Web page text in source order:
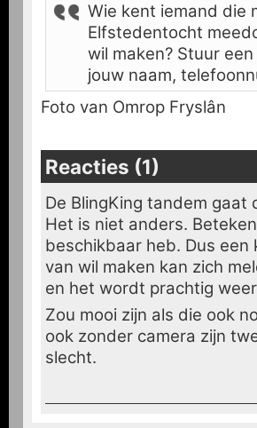
Wie kent iemand die
Elfstedentocht
wil maken? Stuur
jouw naam,
Foto van Omrop Fryslân
Reacties (1)
De BlingKing tandem gaat
Het is niet anders.
beschikbaar heb. Dus
van wil maken kan zich
en het wordt prachtig
Zou mooi zijn als die ook
ook zonder camera zijn
slecht.